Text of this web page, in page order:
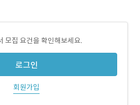
모집 요건을 확인해보세요.
로그인
회원가입